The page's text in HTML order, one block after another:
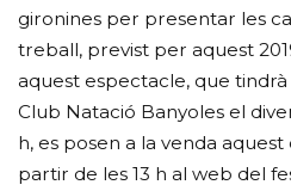
gironines per presentar les
treball, previst per aquest
aquest espectacle, que tindrà
Club Natació Banyoles el
h, es posen a la venda
partir de les 13 h al web del